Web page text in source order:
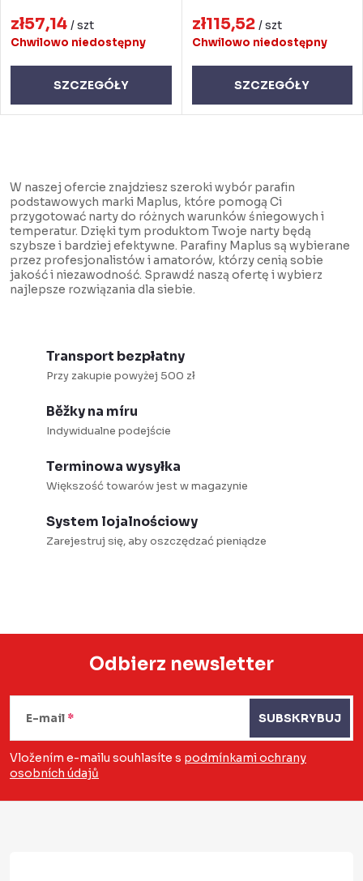
zł57,14 / szt
Chwilowo niedostępny
SZCZEGÓŁY
zł115,52 / szt
Chwilowo niedostępny
SZCZEGÓŁY
o
n
t
r
o
l
W naszej ofercie znajdziesz szeroki wybór parafin
podstawowych marki Maplus, które pomogą Ci
przygotować narty do różnych warunków śniegowych i
temperatur. Dzięki tym produktom Twoje narty będą
szybsze i bardziej efektywne. Parafiny Maplus są wybierane
przez profesjonalistów i amatorów, którzy cenią sobie
jakość i niezawodność. Sprawdź naszą ofertę i wybierz
najlepsze rozwiązania dla siebie.
Transport bezpłatny
Przy zakupie powyżej 500 zł
Běžky na míru
Indywidualne podejście
Terminowa wysyłka
Większość towarów jest w magazynie
System lojalnościowy
Zarejestruj się, aby oszczędzać pieniądze
S
o
p
Odbierz newsletter
E-mail
Vložením e-mailu souhlasíte s podmínkami ochrany
osobních údajů
SUBSKRYBUJ